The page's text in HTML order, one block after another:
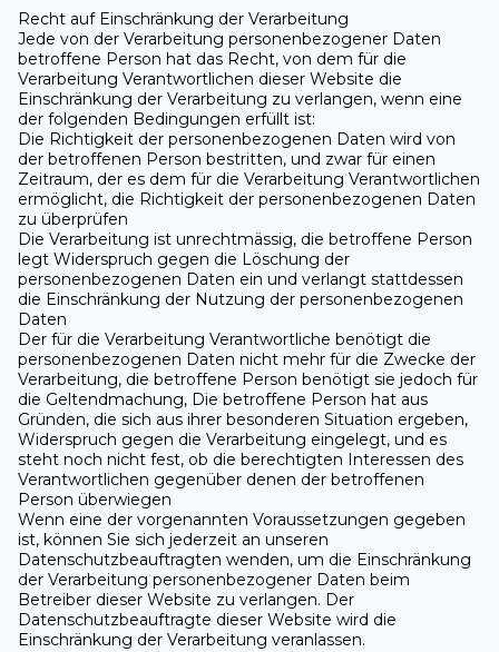
Recht auf Einschränkung der Verarbeitung
Jede von der Verarbeitung personenbezogener Daten
betroffene Person hat das Recht, von dem für die
Verarbeitung Verantwortlichen dieser Website die
Einschränkung der Verarbeitung zu verlangen, wenn eine
der folgenden Bedingungen erfüllt ist:
Die Richtigkeit der personenbezogenen Daten wird von
der betroffenen Person bestritten, und zwar für einen
Zeitraum, der es dem für die Verarbeitung Verantwortlichen
ermöglicht, die Richtigkeit der personenbezogenen Daten
zu überprüfen
Die Verarbeitung ist unrechtmässig, die betroffene Person
legt Widerspruch gegen die Löschung der
personenbezogenen Daten ein und verlangt stattdessen
die Einschränkung der Nutzung der personenbezogenen
Daten
Der für die Verarbeitung Verantwortliche benötigt die
personenbezogenen Daten nicht mehr für die Zwecke der
Verarbeitung, die betroffene Person benötigt sie jedoch für
die Geltendmachung, Die betroffene Person hat aus
Gründen, die sich aus ihrer besonderen Situation ergeben,
Widerspruch gegen die Verarbeitung eingelegt, und es
steht noch nicht fest, ob die berechtigten Interessen des
Verantwortlichen gegenüber denen der betroffenen
Person überwiegen
Wenn eine der vorgenannten Voraussetzungen gegeben
ist, können Sie sich jederzeit an unseren
Datenschutzbeauftragten wenden, um die Einschränkung
der Verarbeitung personenbezogener Daten beim
Betreiber dieser Website zu verlangen. Der
Datenschutzbeauftragte dieser Website wird die
Einschränkung der Verarbeitung veranlassen.